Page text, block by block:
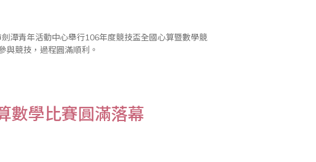
潭青年活動中心舉行106年度競技盃全國心算暨數學競
與競技，過程圓滿順利。
數學比賽圓滿落幕